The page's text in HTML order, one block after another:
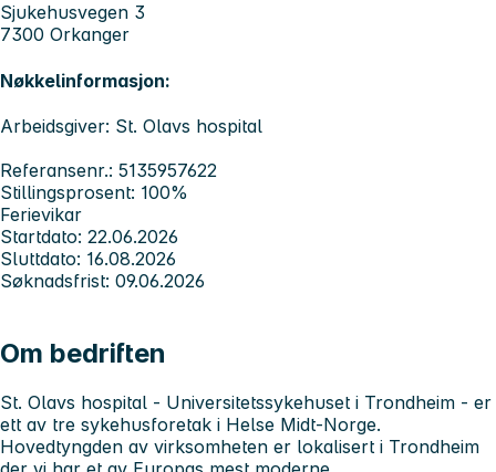
Sjukehusvegen 3
7300 Orkanger
Nøkkelinformasjon:
Arbeidsgiver: St. Olavs hospital
Referansenr.: 5135957622
Stillingsprosent: 100%
Ferievikar
Startdato: 22.06.2026
Sluttdato: 16.08.2026
Søknadsfrist: 09.06.2026
Om bedriften
St. Olavs hospital - Universitetssykehuset i Trondheim - er
ett av tre sykehusforetak i Helse Midt-Norge.
Hovedtyngden av virksomheten er lokalisert i Trondheim